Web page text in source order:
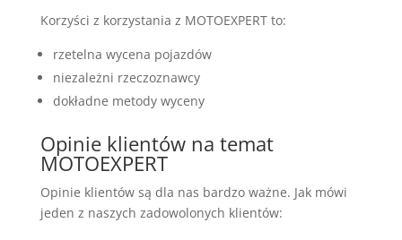
Korzyści z korzystania z MOTOEXPERT to:
rzetelna wycena pojazdów
niezależni rzeczoznawcy
dokładne metody wyceny
Opinie klientów na temat
MOTOEXPERT
Opinie klientów są dla nas bardzo ważne. Jak mówi
jeden z naszych zadowolonych klientów: